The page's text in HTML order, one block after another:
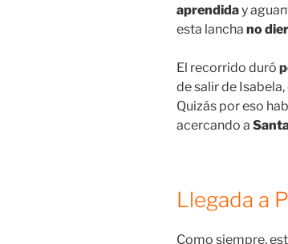
aprendiday
esta lancha no
El recorrido duró
de salir de
Quizás por eso
acercando a
Llegada a
Como siempre,